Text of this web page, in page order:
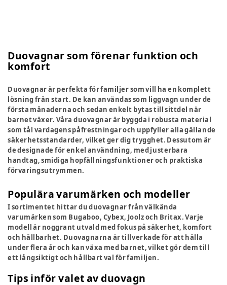
Duovagnar som förenar funktion och
komfort
Duovagnar är perfekta för familjer som vill ha en komplett
lösning från start. De kan användas som liggvagn under de
första månaderna och sedan enkelt bytas till sittdel när
barnet växer. Våra duovagnar är byggda i robusta material
som tål vardagens påfrestningar och uppfyller alla gällande
säkerhetsstandarder, vilket ger dig trygghet. Dessutom är
de designade för enkel användning, med justerbara
handtag, smidiga hopfällningsfunktioner och praktiska
förvaringsutrymmen.
Populära varumärken och modeller
I sortimentet hittar du duovagnar från välkända
varumärken som Bugaboo, Cybex, Joolz och Britax. Varje
modell är noggrant utvald med fokus på säkerhet, komfort
och hållbarhet. Duovagnarna är tillverkade för att hålla
under flera år och kan växa med barnet, vilket gör dem till
ett långsiktigt och hållbart val för familjen.
Tips inför valet av duovagn